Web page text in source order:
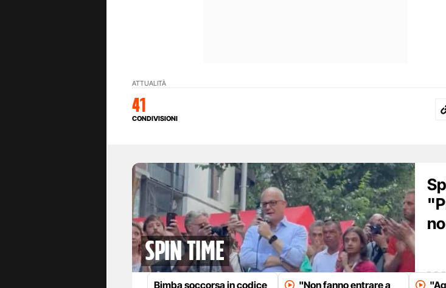
ATTUALITÀ
41
CONDIVISIONI
spin time
Bimba soccorsa in codice "Non fanno entrare a